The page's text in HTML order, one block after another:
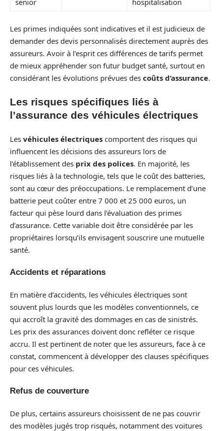
senior
hospitalisation
Les primes indiquées sont indicatives et il est judicieux de
demander des devis personnalisés directement auprès des
assureurs. Avoir à l’esprit ces différences de tarifs permet
de mieux appréhender son futur budget santé, surtout en
considérant les évolutions prévues des coûts d’assurance.
Les risques spécifiques liés à
l’assurance des véhicules électriques
Les véhicules électriques comportent des risques qui
influencent les décisions des assureurs lors de
l’établissement des prix des polices. En majorité, les
risques liés à la technologie, tels que le coût des batteries,
sont au cœur des préoccupations. Le remplacement d’une
batterie peut coûter entre 7 000 et 25 000 euros, un
facteur qui pèse lourd dans l’évaluation des primes
d’assurance. Cette variable doit être considérée par les
propriétaires lorsqu’ils envisagent souscrire une mutuelle
santé.
Accidents et réparations
En matière d’accidents, les véhicules électriques sont
souvent plus lourds que les modèles conventionnels, ce
qui accroît la gravité des dommages en cas de sinistrés.
Les prix des assurances doivent donc refléter ce risque
accru. Il est pertinent de noter que les assureurs, face à ce
constat, commencent à développer des clauses spécifiques
pour ces véhicules.
Refus de couverture
De plus, certains assureurs choisissent de ne pas couvrir
des modèles jugés trop risqués, notamment des voitures